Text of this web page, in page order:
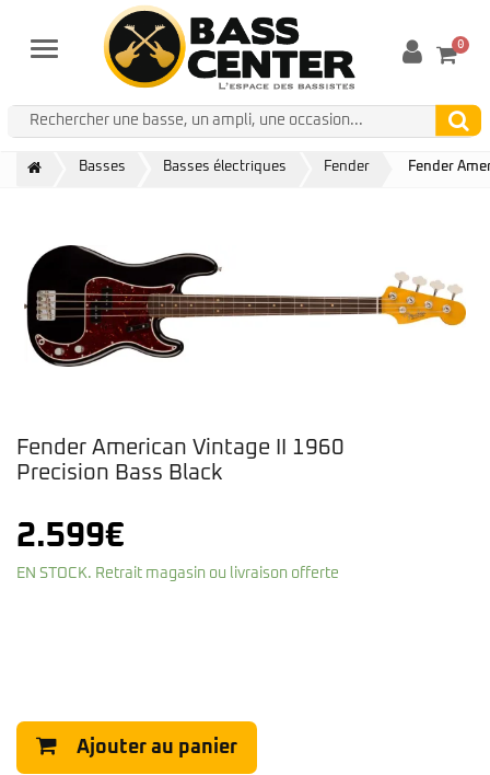
Menu 0
Basses Basses électriques Fender Fender
Fender American Vintage II 1960
Precision Bass Black
2.599€
EN STOCK. Retrait magasin ou livraison offerte
Ajouter au panier